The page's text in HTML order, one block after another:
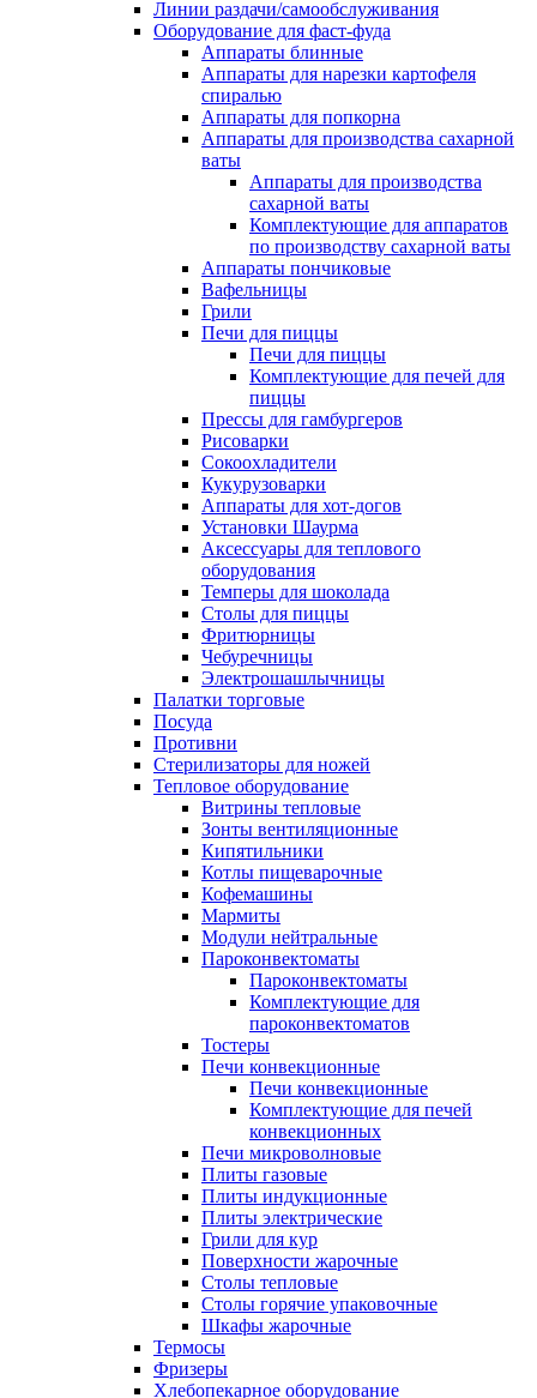
Линии раздачи/самообслуживания
Оборудование для фаст-фуда
Аппараты блинные
Аппараты для нарезки картофеля
спиралью
Аппараты для попкорна
Аппараты для производства сахарной
ваты
Аппараты для производства
сахарной ваты
Комплектующие для аппаратов
по производству сахарной ваты
Аппараты пончиковые
Вафельницы
Грили
Печи для пиццы
Печи для пиццы
Комплектующие для печей для
пиццы
Прессы для гамбургеров
Рисоварки
Сокоохладители
Кукурузоварки
Аппараты для хот-догов
Установки Шаурма
Аксессуары для теплового
оборудования
Темперы для шоколада
Столы для пиццы
Фритюрницы
Чебуречницы
Электрошашлычницы
Палатки торговые
Посуда
Противни
Стерилизаторы для ножей
Тепловое оборудование
Витрины тепловые
Зонты вентиляционные
Кипятильники
Котлы пищеварочные
Кофемашины
Мармиты
Модули нейтральные
Пароконвектоматы
Пароконвектоматы
Комплектующие для
пароконвектоматов
Тостеры
Печи конвекционные
Печи конвекционные
Комплектующие для печей
конвекционных
Печи микроволновые
Плиты газовые
Плиты индукционные
Плиты электрические
Грили для кур
Поверхности жарочные
Столы тепловые
Столы горячие упаковочные
Шкафы жарочные
Термосы
Фризеры
Хлебопекарное оборудование